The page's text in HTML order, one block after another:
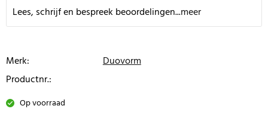
Lees, schrijf en bespreek beoordelingen...meer
Merk:
Duovorm
Productnr.:
Op voorraad